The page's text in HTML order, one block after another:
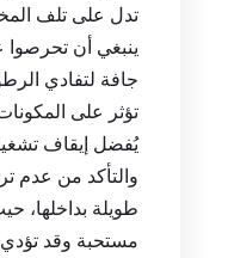
تدل على تلف
ينبغي أن تحرصوا
جافة لتفادي
تؤثر على المكونات
يُفضل إيقاف
والتأكد من عدم
طويلة بداخلها،
مستحبة وقد تؤدي